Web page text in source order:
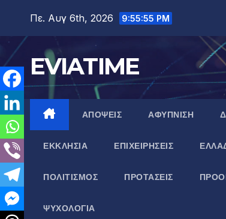
περιεχόμενο
Πε. Αυγ 6th, 2026 9:55:56 PM
EVIATIME
ΑΠΟΨΕΙΣ ΑΦΥΠΝΙΣΗ
ΕΚΚΛΗΣΙΑ ΕΠΙΧΕΙΡΗΣΕΙΣ
ΠΟΛΙΤΙΣΜΟΣ ΠΡΟΤΑΣΕΙΣ
ΨΥΧΟΛΟΓΙΑ